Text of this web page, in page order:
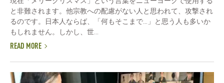
と非難されます。他宗教への配慮がない人と思われて、攻撃され
るのです。日本人ならば、「何もそこまで…」と思う人も多いか
もしれません。しかし、世...
READ MORE